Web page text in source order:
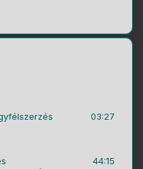
03:27
44:15